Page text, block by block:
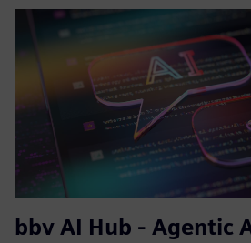
bbv AI Hub - Agentic